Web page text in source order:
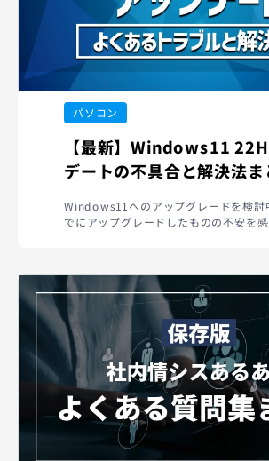
パソコン
【最新】Windows11
デートの不具合と解決法ま
Windows11へのアップグレードを検討
でにアップグレードしたものの不安を